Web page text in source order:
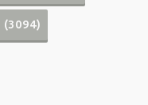
(3094)